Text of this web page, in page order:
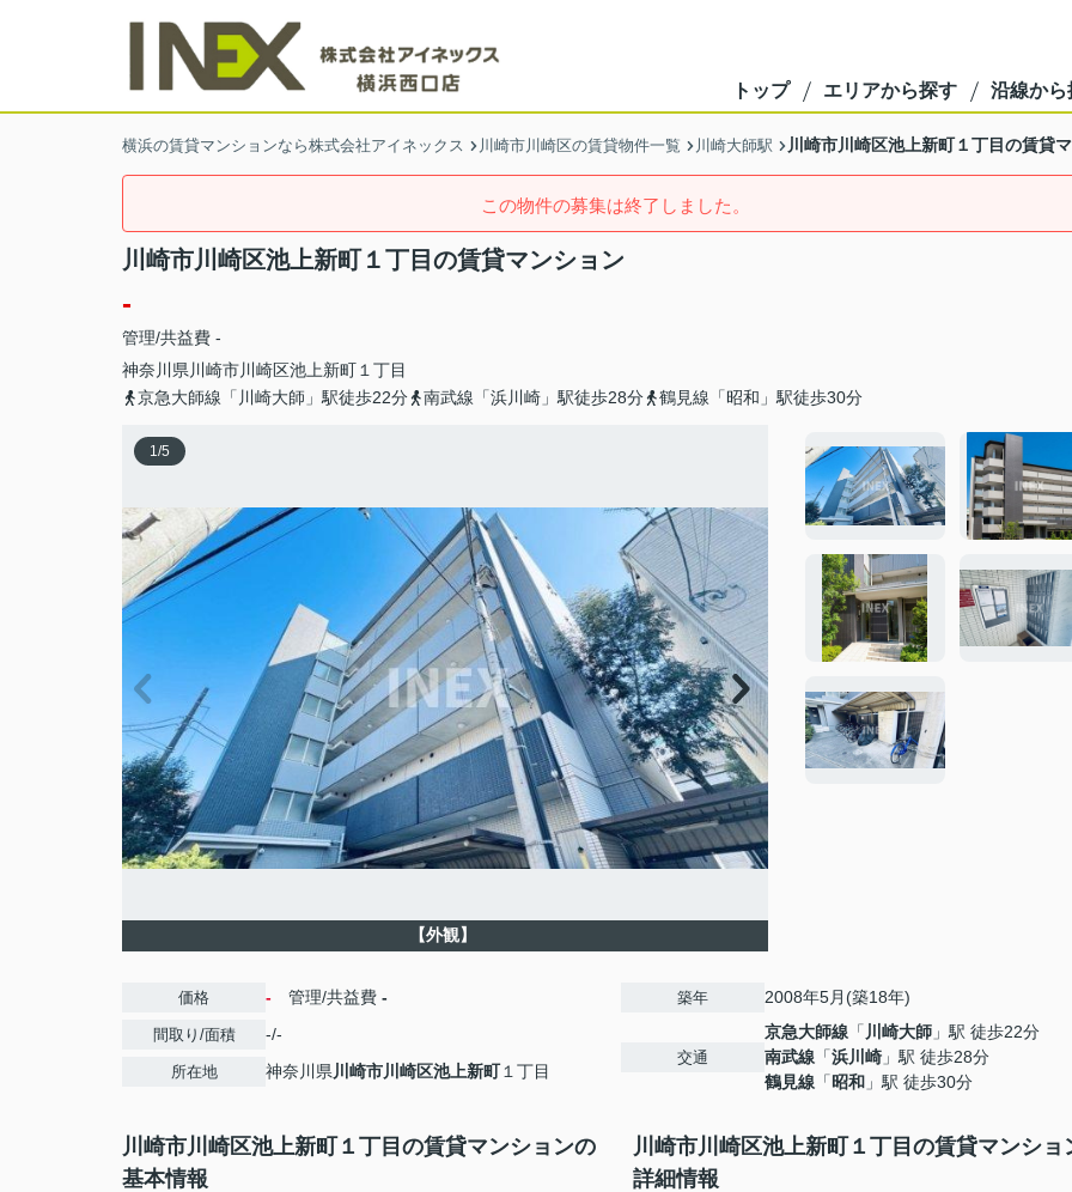
トップ エリアから探す 沿線から
横浜の賃貸マンションなら株式会社アイネックス 川崎市川崎区の賃貸物件一覧 川崎大師駅 川崎市川崎区池上新町１丁目の賃貸
この物件の募集は終了しました。
川崎市川崎区池上新町１丁目の賃貸マンション
-
管理/共益費 -
神奈川県 川崎市川崎区池上新町 １丁目
京急大師線「川崎大師」駅徒歩22分
南武線「浜川崎」駅徒歩28分 鶴見線「昭和」駅徒歩30分
1/5
【外観】
価格 - 管理/共益費 -
間取り/面積 -/-
所在地 神奈川県川崎市川崎区池上新町１丁目
築年 2008年5月(築18年)
交通
京急大師線 「 川崎大師 」駅 徒歩22分
南武線 「浜川崎 」駅 徒歩28分
鶴見線 「昭和 」駅 徒歩30分
川崎市川崎区池上新町１丁目の賃貸マンションの
基本情報
川崎市川崎区池上新町１丁目の賃貸マンショ
詳細情報